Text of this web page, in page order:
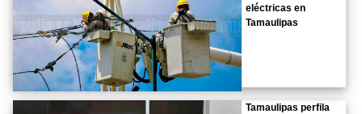
eléctricas en
Tamaulipas
Tamaulipas perfila